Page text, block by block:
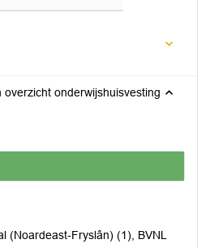
overzicht onderwijshuisvesting
(Noardeast-Fryslân) (1), BVNL